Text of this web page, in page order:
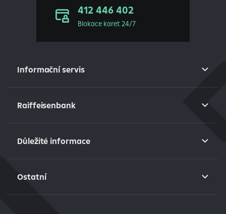
412 446 402
Blokace karet 24/7
Informační servis
Raiffeisenbank
Důležité informace
Ostatní